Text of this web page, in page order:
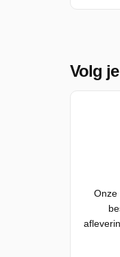
Volg
Onze